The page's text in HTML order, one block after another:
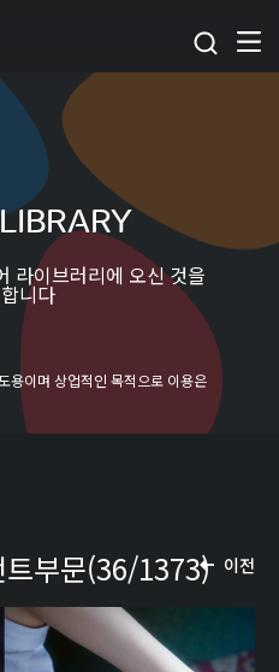
로가기
라이브러리에 오신 것을
니다
용이며 상업적인 목적으로 이용은
이전
부문(36/1373)